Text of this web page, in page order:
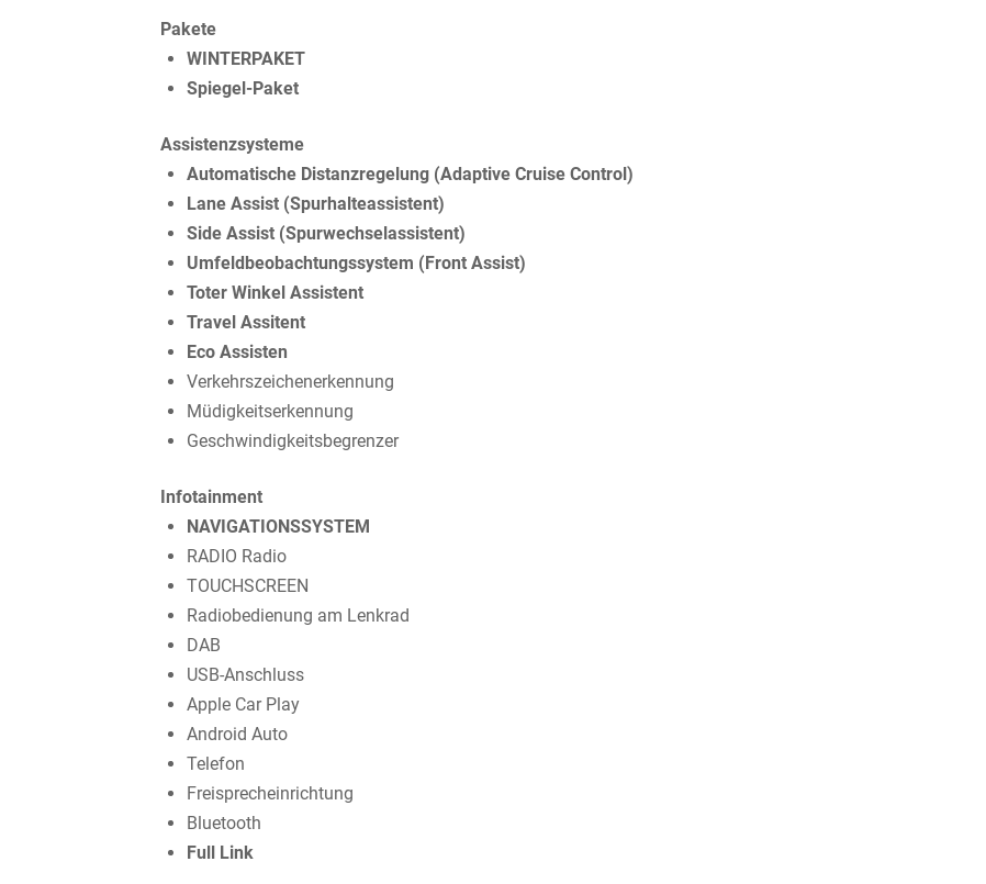
Pakete
WINTERPAKET
Spiegel-Paket
Assistenzsysteme
Automatische Distanzregelung (Adaptive Cruise Control)
Lane Assist (Spurhalteassistent)
Side Assist (Spurwechselassistent)
Umfeldbeobachtungssystem (Front Assist)
Toter Winkel Assistent
Travel Assitent
Eco Assisten
Verkehrszeichenerkennung
Müdigkeitserkennung
Geschwindigkeitsbegrenzer
Infotainment
NAVIGATIONSSYSTEM
RADIO Radio
TOUCHSCREEN
Radiobedienung am Lenkrad
DAB
USB-Anschluss
Apple Car Play
Android Auto
Telefon
Freisprecheinrichtung
Bluetooth
Full Link